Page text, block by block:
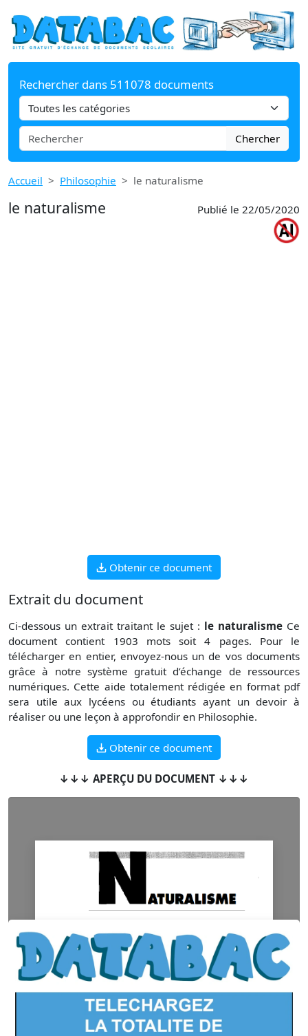
Rechercher dans 511078 documents
Chercher
Accueil Philosophie le naturalisme
le naturalisme Publié le 22/05/2020
Obtenir ce document
Extrait du document
Ci-dessous un extrait traitant le sujet : le naturalisme Ce
document contient 1903 mots soit 4 pages. Pour le
télécharger en entier, envoyez-nous un de vos documents
grâce à notre système gratuit d’échange de ressources
numériques. Cette aide totalement rédigée en format pdf
sera utile aux lycéens ou étudiants ayant un devoir à
réaliser ou une leçon à approfondir en Philosophie.
Obtenir ce document
↓↓↓ APERÇU DU DOCUMENT ↓↓↓